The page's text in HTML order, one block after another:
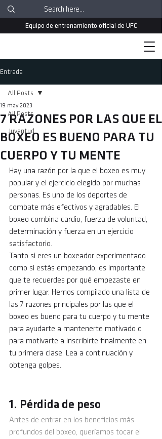
Equipo de entrenamiento oficial de UFC
Entrada
All Posts
Juventud
All Posts
7 RAZONES POR LAS QUE EL
BOXEO ES BUENO PARA TU
CUERPO Y TU MENTE
19 may 2023
Hay una razón por la que el boxeo es muy
popular y el ejercicio elegido por muchas
personas. Es uno de los deportes de
combate más efectivos y agradables. El
boxeo combina cardio, fuerza de voluntad,
determinación y fuerza en un ejercicio
satisfactorio.
Tanto si eres un boxeador experimentado
como si estás empezando, es importante
que te recuerdes por qué empezaste en
primer lugar. Hemos compilado una lista de
las 7 razones principales por las que el
boxeo es bueno para tu cuerpo y tu mente
para ayudarte a mantenerte motivado o
para motivarte a inscribirte finalmente en
tu primera clase. Lea a continuación y
obtenga golpes.
1. Pérdida de peso
Antes de entrar en los beneficios más
profundos del boxeo, queríamos tocar el